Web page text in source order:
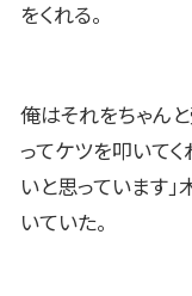
をくれる。
俺はそれをちゃんと
ってケツを叩いて
いと思っています
いていた。